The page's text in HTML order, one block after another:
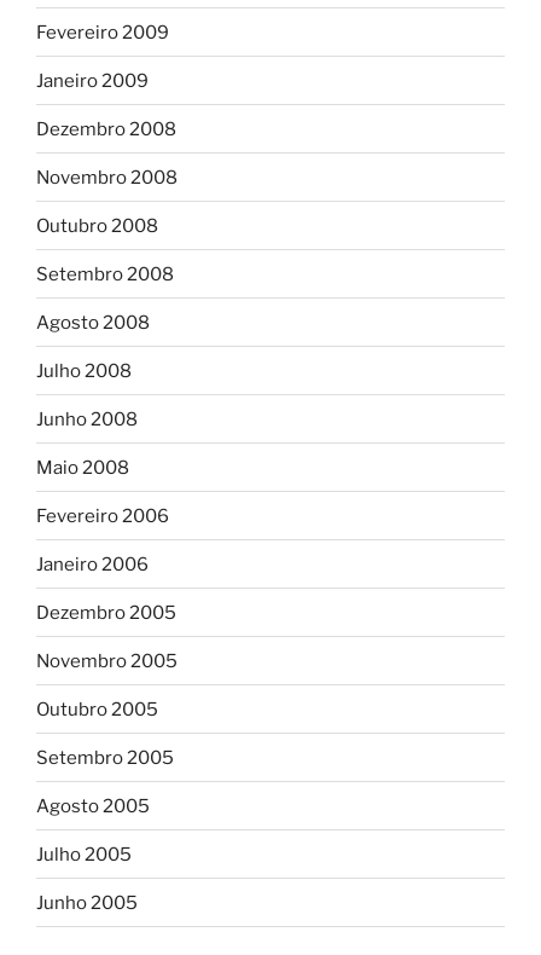
Fevereiro 2009
Janeiro 2009
Dezembro 2008
Novembro 2008
Outubro 2008
Setembro 2008
Agosto 2008
Julho 2008
Junho 2008
Maio 2008
Fevereiro 2006
Janeiro 2006
Dezembro 2005
Novembro 2005
Outubro 2005
Setembro 2005
Agosto 2005
Julho 2005
Junho 2005